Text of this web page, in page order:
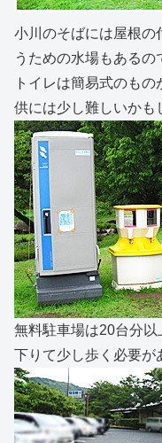
小川のそばには屋根の
うための水場もあるの
トイレは簡易式のも
供には少し難しいかも
無料駐車場は20台分
下りて少し歩く必要が